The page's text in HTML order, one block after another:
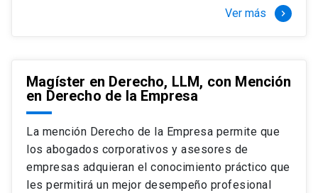
tres meses a tiempo completo (20
Ver más keyboard_arrow_right
Magíster en Derecho, LLM, con Mención
en Derecho de la Empresa
La mención Derecho de la Empresa permite que
los abogados corporativos y asesores de
empresas adquieran el conocimiento práctico que
les permitirá un mejor desempeño profesional